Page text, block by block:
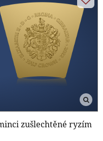
zušlechtěné ryzím